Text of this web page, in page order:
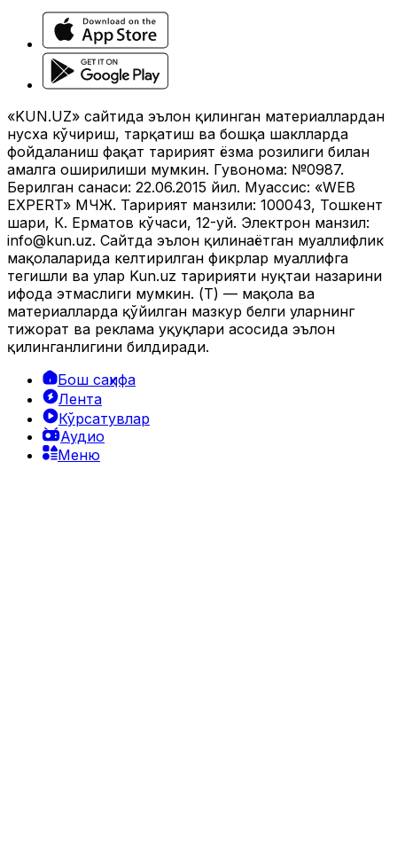
«KUN.UZ» сайтида эълон қилинган материаллардан
нусха кўчириш, тарқатиш ва бошқа шаклларда
фойдаланиш фақат таҳририят ёзма розилиги билан
амалга оширилиши мумкин. Гувоҳнома: №0987.
Берилган санаси: 22.06.2015 йил. Муассис: «WEB
EXPERT» МЧЖ. Таҳририят манзили: 100043, Тошкент
шаҳри, К. Ерматов кўчаси, 12-уй. Электрон манзил:
info@kun.uz. Сайтда эълон қилинаётган муаллифлик
мақолаларида келтирилган фикрлар муаллифга
тегишли ва улар Kun.uz таҳририяти нуқтаи назарини
ифода этмаслиги мумкин. (Т) — мақола ва
материалларда қўйилган мазкур белги уларнинг
тижорат ва реклама ҳуқуқлари асосида эълон
қилинганлигини билдиради.
Бош саҳифа
Лента
Кўрсатувлар
Аудио
Меню